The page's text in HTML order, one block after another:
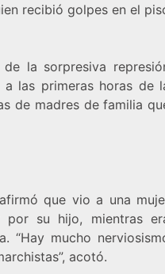
recibió golpes en el
la sorpresiva
las primeras horas de
de madres de familia
que vio a una
por su hijo, mientras
“Hay mucho
acotó.